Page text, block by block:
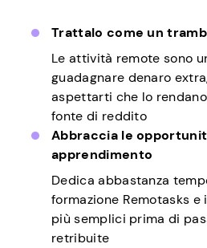
Trattalo come un
Le attività remote sono
guadagnare denaro
aspettarti che lo
fonte di reddito
Abbraccia le
apprendimento
Dedica abbastanza
formazione Remotasks
più semplici prima di
retribuite